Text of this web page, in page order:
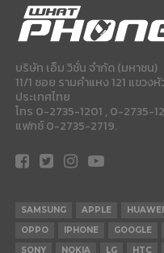
บริษัท เอ็ม วิชั่น จำกัด (มหาชน)
11/1 ซอย รามคำแหง 121 แขว
ประเทศไทย
โทร 0-2735-1201 , 0-2735-
แฟกซ์ 0-2735-2719.
SAMSUNG APPLE HUAWEI
OPPO
IPHONE GOOGLE
SONY
NOKIA LG HTC